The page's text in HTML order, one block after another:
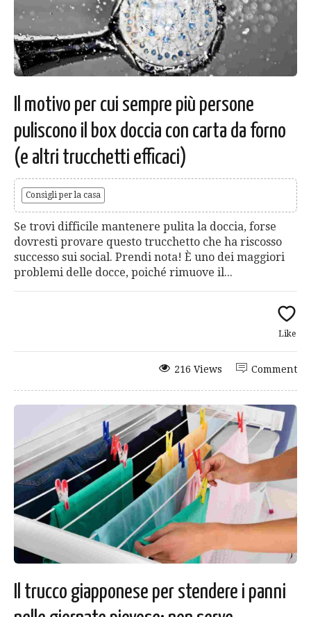
Il motivo per cui sempre più persone
puliscono il box doccia con carta da forno
(e altri trucchetti efficaci)
Consigli per la casa
Se trovi difficile mantenere pulita la doccia, forse
dovresti provare questo trucchetto che ha riscosso
successo sui social. Prendi nota! È uno dei maggiori
problemi delle docce, poiché rimuove il...
Like
Comment
216 Views
Il trucco giapponese per stendere i panni